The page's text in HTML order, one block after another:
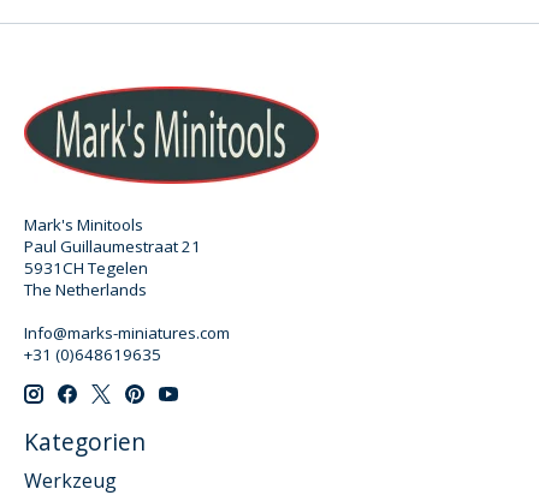
Mark's Minitools
Paul Guillaumestraat 21
5931CH Tegelen
The Netherlands
Info@marks-miniatures.com
+31 (0)648619635
Kategorien
Werkzeug